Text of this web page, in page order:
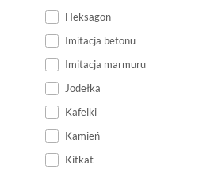
Heksagon
Imitacja betonu
Imitacja marmuru
Jodełka
Kafelki
Kamień
Kitkat